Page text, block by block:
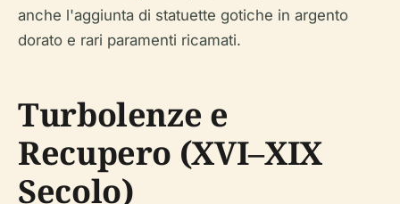
anche l'aggiunta di statuette gotiche in argento
dorato e rari paramenti ricamati.
Turbolenze e
Recupero (XVI–XIX
Secolo)